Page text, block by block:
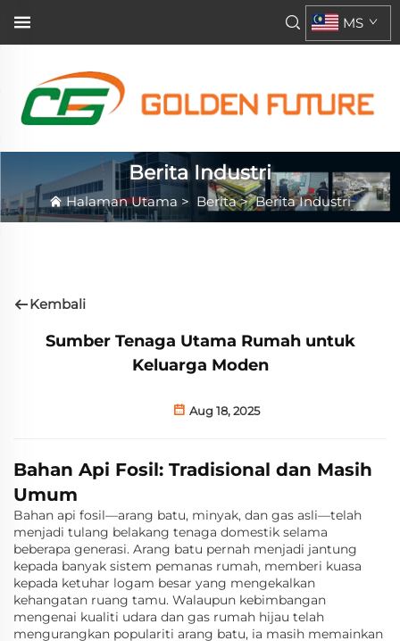
MS
Berita Industri
Halaman Utama > Berita>Berita Industri
Kembali
Sumber Tenaga Utama Rumah untuk
Keluarga Moden
Aug 18, 2025
Bahan Api Fosil: Tradisional dan Masih
Umum
Bahan api fosil—arang batu, minyak, dan gas asli—telah
menjadi tulang belakang tenaga domestik selama
beberapa generasi. Arang batu pernah menjadi jantung
kepada banyak sistem pemanas rumah, memberi kuasa
kepada ketuhar logam besar yang mengekalkan
kehangatan ruang tamu. Walaupun kebimbangan
mengenai kualiti udara dan gas rumah hijau telah
mengurangkan populariti arang batu, ia masih memainkan